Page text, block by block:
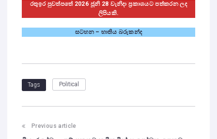
රතුඉර පුවත්පතේ 2026 ජූනි 28 වැනිදා ප්‍රකාශයට පත්කරන ලද
ලිපියකි.
සටහන – භාතිය බරුකන්ද
Tags Political
Previous article